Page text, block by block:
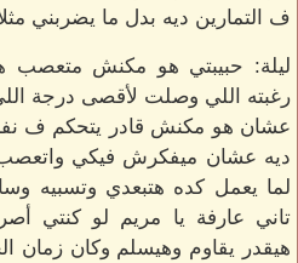
ف التمارين ديه بدل ما يضربني
ليلة: حبيبتي هو مكنش متعصب
رغبته اللي وصلت لأقصى درجة
عشان هو مكنش قادر يتحكم ف
ديه عشان ميفكرش فيكي
لما يعمل كده هتبعدي وتسبيه
تاني عارفة يا مريم لو كنتي
هيقدر يقاوم وهيسلم وكان زمان